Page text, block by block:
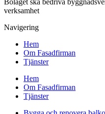
Bolaget ska bedriva
verksamhet
Navigering
Hem
Om Fasadfirman
Tjänster
Hem
Om Fasadfirman
Tjänster